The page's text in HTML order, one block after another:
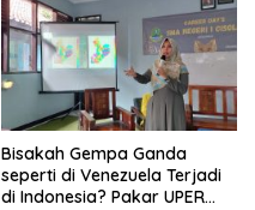
Bisakah Gempa Ganda
seperti di Venezuela Terjadi
di Indonesia? Pakar UPER